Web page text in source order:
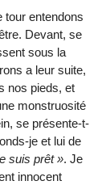
tour entendons
Devant, se
sous la
a leur suite,
nos pieds, et
monstruosité
se présente-t-
je et lui de
suis prêt ». Je
innocent